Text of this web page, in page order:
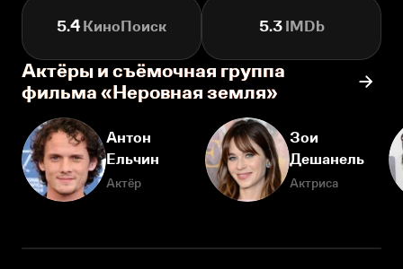
5.4 КиноПоиск 5.3IMDb
Актёры и съёмочная группа
фильма «Неровная земля»
Антон
Ельчин
Актёр
Зои
Дешанель
Актриса